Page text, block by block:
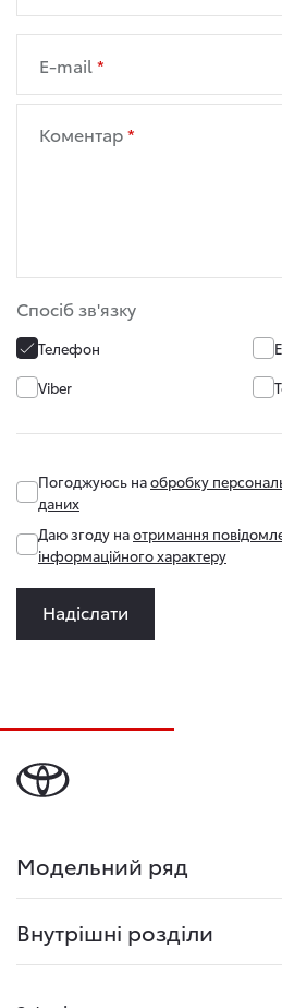
E-mail
Коментар
Спосіб зв'язку
Телефон
Viber
Погоджуюсь наобробку
даних
Даю згоду наотримання
інформаційного характеру
Надіслати
Модельний ряд
Внутрішні розділи